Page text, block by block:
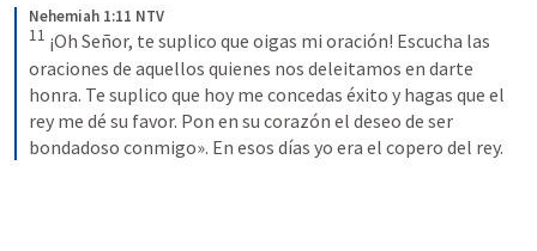
Nehemiah 1:11 NTV
11 ¡Oh Señor, te suplico que oigas mi oración! Escucha las
oraciones de aquellos quienes nos deleitamos en darte
honra. Te suplico que hoy me concedas éxito y hagas que el
rey me dé su favor. Pon en su corazón el deseo de ser
bondadoso conmigo». En esos días yo era el copero del rey.